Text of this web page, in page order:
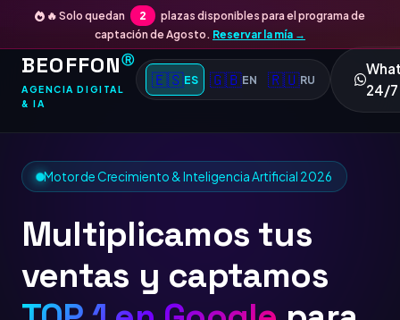
🔥 Solo quedan 2
plazas disponibles para el programa de
captación de Agosto. Reservar la mía →
BEOFFONⓇ
AGENCIA DIGITAL
& IA
🇪🇸ES 🇬🇧EN 🇷🇺RU
24/7
Motor de Crecimiento & Inteligencia Artificial 2026
Multiplicamos tus
ventas y captamos